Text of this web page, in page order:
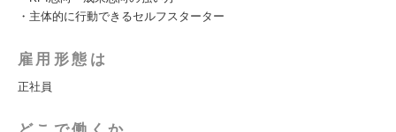
・主体的に行動できるセルフスターター
雇用形態は
正社員